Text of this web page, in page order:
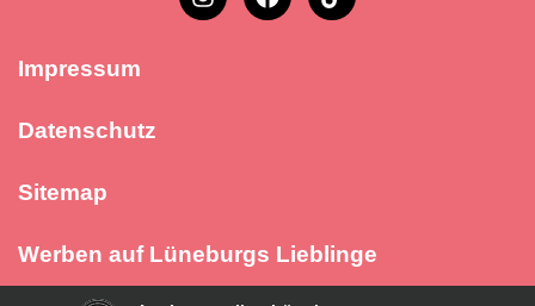
Impressum
Datenschutz
Sitemap
Werben auf Lüneburgs Lieblinge